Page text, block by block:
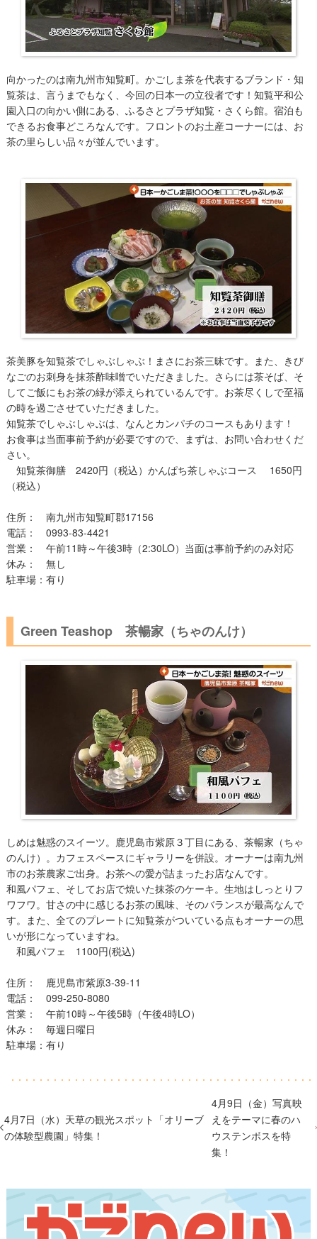
向かったのは南九州市知覧町。かごしま茶を代表するブランド・知
覧茶は、言うまでもなく、今回の日本一の立役者です！知覧平和公
園入口の向かい側にある、ふるさとプラザ知覧・さくら館。宿泊も
できるお食事どころなんです。フロントのお土産コーナーには、お
茶の里らしい品々が並んでいます。
茶美豚を知覧茶でしゃぶしゃぶ！まさにお茶三昧です。また、きび
なごのお刺身を抹茶酢味噌でいただきました。さらには茶そば、そ
してご飯にもお茶の緑が添えられているんです。お茶尽くしで至福
の時を過ごさせていただきました。
知覧茶でしゃぶしゃぶは、なんとカンパチのコースもあります！
お食事は当面事前予約が必要ですので、まずは、お問い合わせくだ
さい。
知覧茶御膳 2420円（税込）かんぱち茶しゃぶコース 1650円
（税込）
住所： 南九州市知覧町郡17156
電話： 0993-83-4421
営業： 午前11時～午後3時（2:30LO）当面は事前予約のみ対応
休み： 無し
駐車場：有り
Green Teashop 茶暢家（ちゃのんけ）
しめは魅惑のスイーツ。鹿児島市紫原３丁目にある、茶暢家（ちゃ
のんけ）。カフェスペースにギャラリーを併設。オーナーは南九州
市のお茶農家ご出身。お茶への愛が詰まったお店なんです。
和風パフェ、そしてお店で焼いた抹茶のケーキ。生地はしっとりフ
ワフワ。甘さの中に感じるお茶の風味、そのバランスが最高なんで
す。また、全てのプレートに知覧茶がついている点もオーナーの思
いが形になっていますね。
和風パフェ 1100円(税込)
住所： 鹿児島市紫原3-39-11
電話： 099-250-8080
営業： 午前10時～午後5時（午後4時LO）
​休み： 毎週日曜日
駐車場：有り
4月7日（水）天草の観光スポット「オリーブ
の体験型農園」特集！
4月9日（金）写真映
えをテーマに春のハ
ウステンボスを特
集！